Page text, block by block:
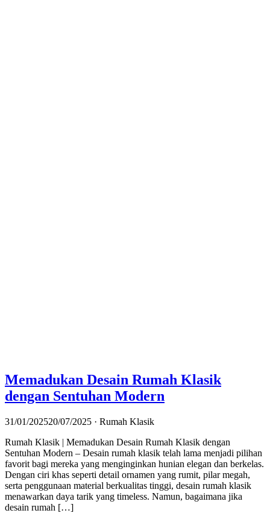
Memadukan Desain Rumah Klasik
dengan Sentuhan Modern
31/01/202520/07/2025 · Rumah Klasik
Rumah Klasik | Memadukan Desain Rumah Klasik dengan
Sentuhan Modern – Desain rumah klasik telah lama menjadi pilihan
favorit bagi mereka yang menginginkan hunian elegan dan berkelas.
Dengan ciri khas seperti detail ornamen yang rumit, pilar megah,
serta penggunaan material berkualitas tinggi, desain rumah klasik
menawarkan daya tarik yang timeless. Namun, bagaimana jika
desain rumah […]